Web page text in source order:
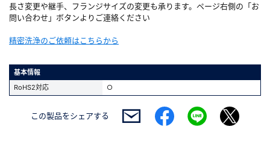
長さ変更や継手、フランジサイズの変更も承ります。ページ右側の「お
問い合わせ」ボタンよりご連絡ください
精密洗浄のご依頼はこちらから
基本情報
RoHS2対応
○
この製品をシェアする